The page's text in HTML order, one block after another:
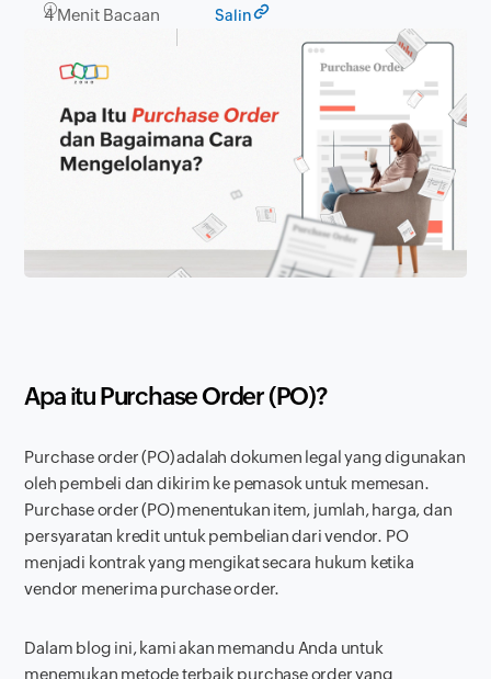
4 Menit Bacaan Salin
Apa itu Purchase Order(PO)?
Purchase order(PO) adalah dokumen legal yang digunakan
oleh pembeli dan dikirim ke pemasok untuk memesan.
Purchase order(PO) menentukan item, jumlah, harga, dan
persyaratan kredit untuk pembelian dari vendor. PO
menjadi kontrak yang mengikat secara hukum ketika
vendor menerima purchase order.
Dalam blog ini, kami akan memandu Anda untuk
menemukan metode terbaik purchase orderyang